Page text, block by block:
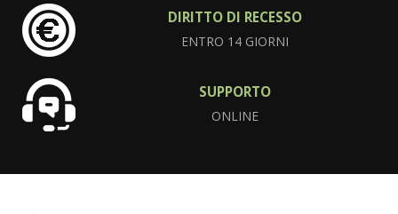
DIRITTO DI RECESSO
ENTRO 14 GIORNI
SUPPORTO
ONLINE